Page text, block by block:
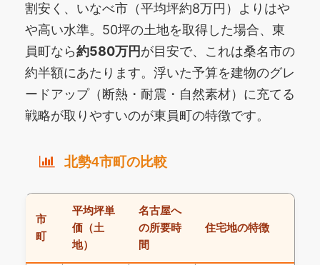
割安く、いなべ市（平均坪約8万円）よりはや
や高い水準。50坪の土地を取得した場合、東
員町なら約580万円が目安で、これは桑名市の
約半額にあたります。浮いた予算を建物のグレ
ードアップ（断熱・耐震・自然素材）に充てる
戦略が取りやすいのが東員町の特徴です。
北勢4市町の比較
市
町
平均坪単
価（土
地）
名古屋へ
の所要時
間
住宅地の特徴